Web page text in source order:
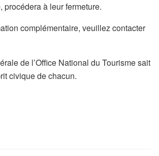
procédera à leur fermeture.
complémentaire, veuillez contacter
de l’Office National du Tourisme sait
civique de chacun.